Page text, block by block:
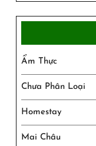
Ẩm Thực
Chưa Phân Loại
Homestay
Mai Châu